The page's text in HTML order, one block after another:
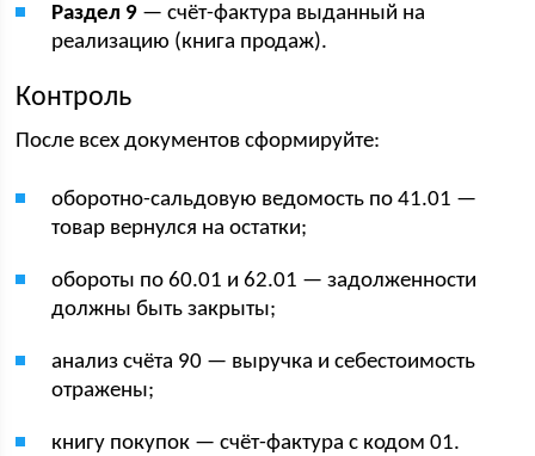
Раздел 9 — счёт-фактура выданный на
реализацию (книга продаж).
Контроль
После всех документов сформируйте:
оборотно-сальдовую ведомость по 41.01 —
товар вернулся на остатки;
обороты по 60.01 и 62.01 — задолженности
должны быть закрыты;
анализ счёта 90 — выручка и себестоимость
отражены;
книгу покупок — счёт-фактура с кодом 01.